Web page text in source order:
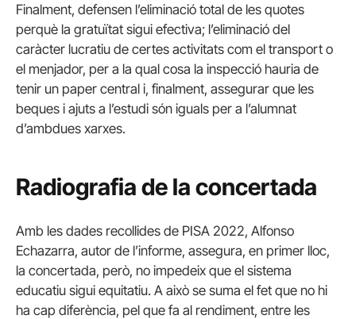
Finalment, defensen l’eliminació total de les quotes
perquè la gratuïtat sigui efectiva; l’eliminació del
caràcter lucratiu de certes activitats com el transport o
el menjador, per a la qual cosa la inspecció hauria de
tenir un paper central i, finalment, assegurar que les
beques i ajuts a l’estudi són iguals per a l’alumnat
d’ambdues xarxes.
Radiografia de la concertada
Amb les dades recollides de PISA 2022, Alfonso
Echazarra, autor de l’informe, assegura, en primer lloc,
la concertada, però, no impedeix que el sistema
educatiu sigui equitatiu. A això se suma el fet que no hi
ha cap diferència, pel que fa al rendiment, entre les